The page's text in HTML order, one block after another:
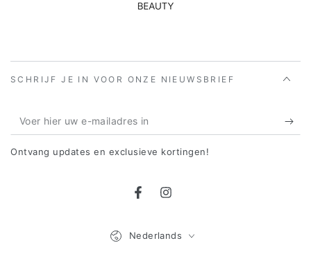
SCHRIJF JE IN VOOR ONZE NIEUWSBRIEF
Voer
hier
Ontvang updates en exclusieve kortingen!
FacebookInstagram
Nederlands